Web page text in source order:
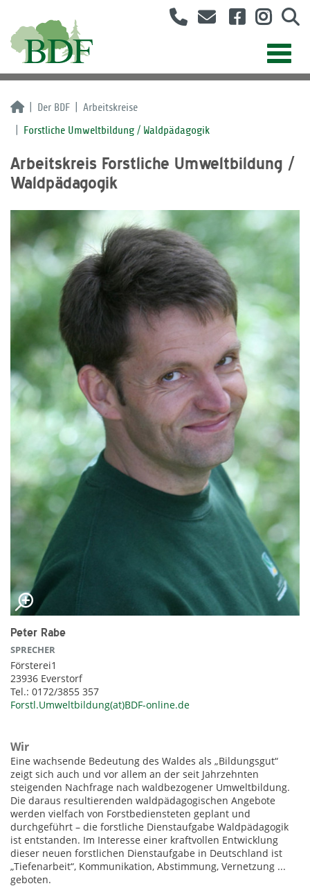
Der BDF
Arbeitskreise
Forstliche Umweltbildung / Waldpädagogik
Arbeitskreis Forstliche Umweltbildung /
Waldpädagogik
Peter Rabe
SPRECHER
Försterei1
23936 Everstorf
Tel.: 0172/3855 357
Forstl.Umweltbildung(at)BDF-online.de
Wir
Eine wachsende Bedeutung des Waldes als „Bildungsgut“
zeigt sich auch und vor allem an der seit Jahrzehnten
steigenden Nachfrage nach waldbezogener Umweltbildung.
Die daraus resultierenden waldpädagogischen Angebote
werden vielfach von Forstbediensteten geplant und
durchgeführt – die forstliche Dienstaufgabe Waldpädagogik
ist entstanden. Im Interesse einer kraftvollen Entwicklung
dieser neuen forstlichen Dienstaufgabe in Deutschland ist
„Tiefenarbeit“, Kommunikation, Abstimmung, Vernetzung ...
geboten.